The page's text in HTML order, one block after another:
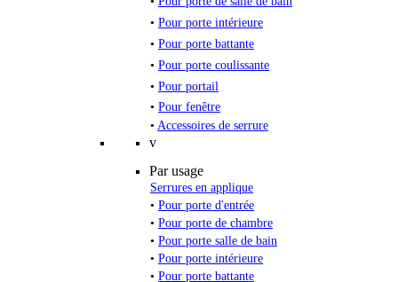
• Pour porte intérieure
• Pour porte battante
• Pour porte coulissante
• Pour portail
• Pour fenêtre
• Accessoires de serrure
v
Par usage
Serrures en applique
• Pour porte d'entrée
• Pour porte de chambre
• Pour porte salle de bain
• Pour porte intérieure
• Pour porte battante